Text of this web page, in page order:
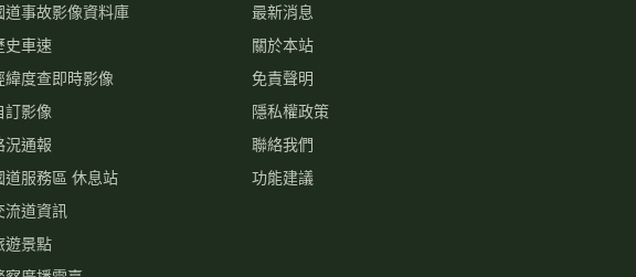
道事故影像資料庫
史車速
緯度查即時影像
訂影像
況通報
道服務區 休息站
流道資訊
遊景點
最新消息
關於本站
免責聲明
隱私權政策
聯絡我們
功能建議